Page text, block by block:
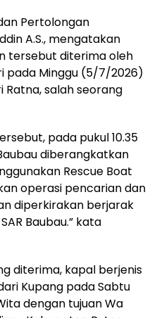
Pertolongan
A.S., mengatakan
tersebut diterima oleh
pada Minggu (5/7/2026)
Ratna, salah seorang
pada pukul 10.35
diberangkatkan
Rescue Boat
operasi pencarian dan
diperkirakan berjarak
Baubau.” kata
diterima, kapal berjenis
Kupang pada Sabtu
dengan tujuan Wa